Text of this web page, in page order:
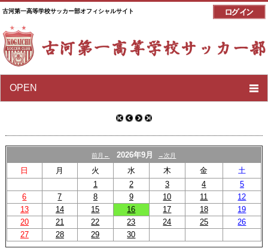
古河第一高等学校サッカー部オフィシャルサイト
OPEN
前月← 2026年9月 →次月
日 月 火 水 木 金
土
1
2 3 4
5
6
7 8 9 10 11
12
13
14 15 16 17 18
19
20
21 22 23 24 25
26
27
28 29 30